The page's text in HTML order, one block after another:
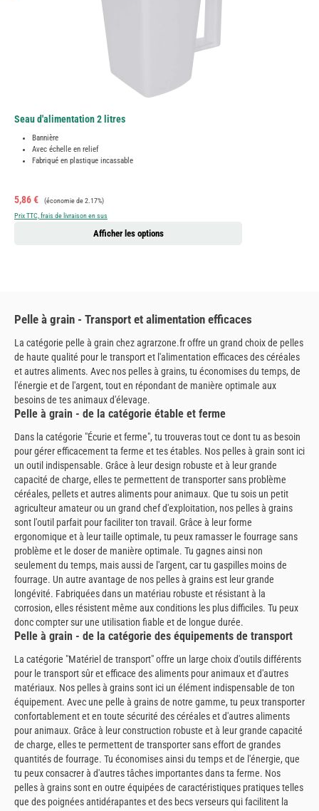
Seau d'alimentation 2 litres
Bannière
Avec échelle en relief
Fabriqué en plastique incassable
Prix de vente :
5,86 € Prix régulier :
(économie de 2.17%)
Prix TTC, frais de livraison en sus
Afficher les options
Pelle à grain - Transport et alimentation efficaces
La catégorie pelle à grain chez agrarzone.fr offre un grand choix de pelles
de haute qualité pour le transport et l'alimentation efficaces des céréales
et autres aliments. Avec nos pelles à grains, tu économises du temps, de
l'énergie et de l'argent, tout en répondant de manière optimale aux
besoins de tes animaux d'élevage.
Pelle à grain - de la catégorie étable et ferme
Dans la catégorie "Écurie et ferme", tu trouveras tout ce dont tu as besoin
pour gérer efficacement ta ferme et tes étables. Nos pelles à grain sont ici
un outil indispensable. Grâce à leur design robuste et à leur grande
capacité de charge, elles te permettent de transporter sans problème
céréales, pellets et autres aliments pour animaux. Que tu sois un petit
agriculteur amateur ou un grand chef d'exploitation, nos pelles à grains
sont l'outil parfait pour faciliter ton travail. Grâce à leur forme
ergonomique et à leur taille optimale, tu peux ramasser le fourrage sans
problème et le doser de manière optimale. Tu gagnes ainsi non
seulement du temps, mais aussi de l'argent, car tu gaspilles moins de
fourrage. Un autre avantage de nos pelles à grains est leur grande
longévité. Fabriquées dans un matériau robuste et résistant à la
corrosion, elles résistent même aux conditions les plus difficiles. Tu peux
donc compter sur une utilisation fiable et de longue durée.
Pelle à grain - de la catégorie des équipements de transport
La catégorie "Matériel de transport" offre un large choix d'outils différents
pour le transport sûr et efficace des aliments pour animaux et d'autres
matériaux. Nos pelles à grains sont ici un élément indispensable de ton
équipement. Avec une pelle à grains de notre gamme, tu peux transporter
confortablement et en toute sécurité des céréales et d'autres aliments
pour animaux. Grâce à leur construction robuste et à leur grande capacité
de charge, elles te permettent de transporter sans effort de grandes
quantités de fourrage. Tu économises ainsi du temps et de l'énergie, que
tu peux consacrer à d'autres tâches importantes dans ta ferme. Nos
pelles à grains sont en outre équipées de caractéristiques pratiques telles
que des poignées antidérapantes et des becs verseurs qui facilitent la